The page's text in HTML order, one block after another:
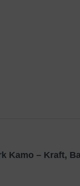
Kamo – Kraft,